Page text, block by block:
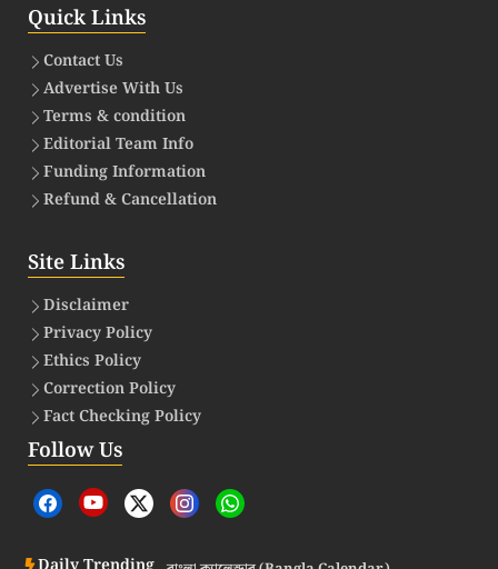
Quick Links
Contact Us
Advertise With Us
Terms & condition
Editorial Team Info
Funding Information
Refund & Cancellation
Site Links
Disclaimer
Privacy Policy
Ethics Policy
Correction Policy
Fact Checking Policy
Follow Us